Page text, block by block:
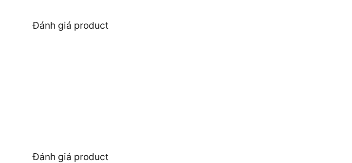
Đánh giá product
Đánh giá product